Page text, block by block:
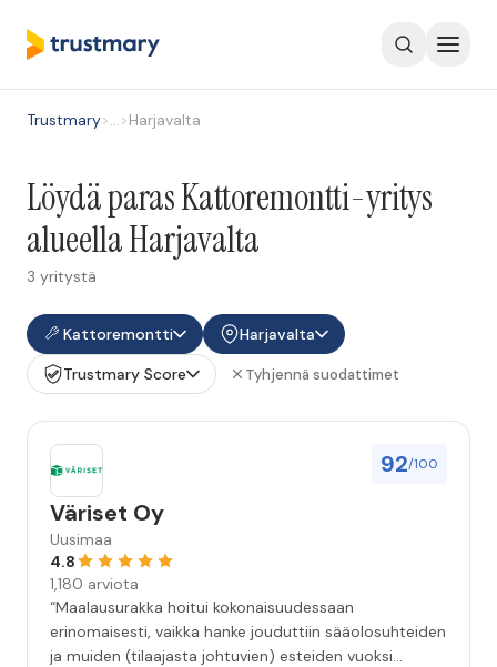
Trustmary>…>Harjavalta
Löydä paras Kattoremontti-yritys
alueella Harjavalta
3 yritystä
Kattoremontti
Harjavalta
Trustmary Score
Tyhjennä suodattimet
92/100
Väriset Oy
Uusimaa
4.8
1,180 arviota
“Maalausurakka hoitui kokonaisuudessaan
erinomaisesti, vaikka hanke jouduttiin sääolosuhteiden
ja muiden (tilaajasta johtuvien) esteiden vuoksi